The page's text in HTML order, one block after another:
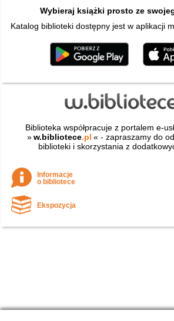
Wybieraj książki prosto ze
Katalog biblioteki dostępny jest w aplikacji
Biblioteka współpracuje z portalem e-
» w.bibliotece.pl « - zapraszamy do
biblioteki i skorzystania z
Informacje
o bibliotece
Ekspozycja